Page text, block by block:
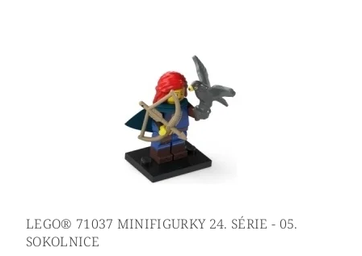
LEGO® 71037 MINIFIGURKY 24. SÉRIE - 05.
SOKOLNICE